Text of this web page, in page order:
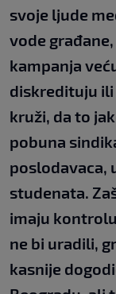
svoje ljude
vode
kampanja
diskredituju ili
kruži, da to
pobuna
poslodavaca,
studenata.
imaju
ne bi uradili,
kasnije